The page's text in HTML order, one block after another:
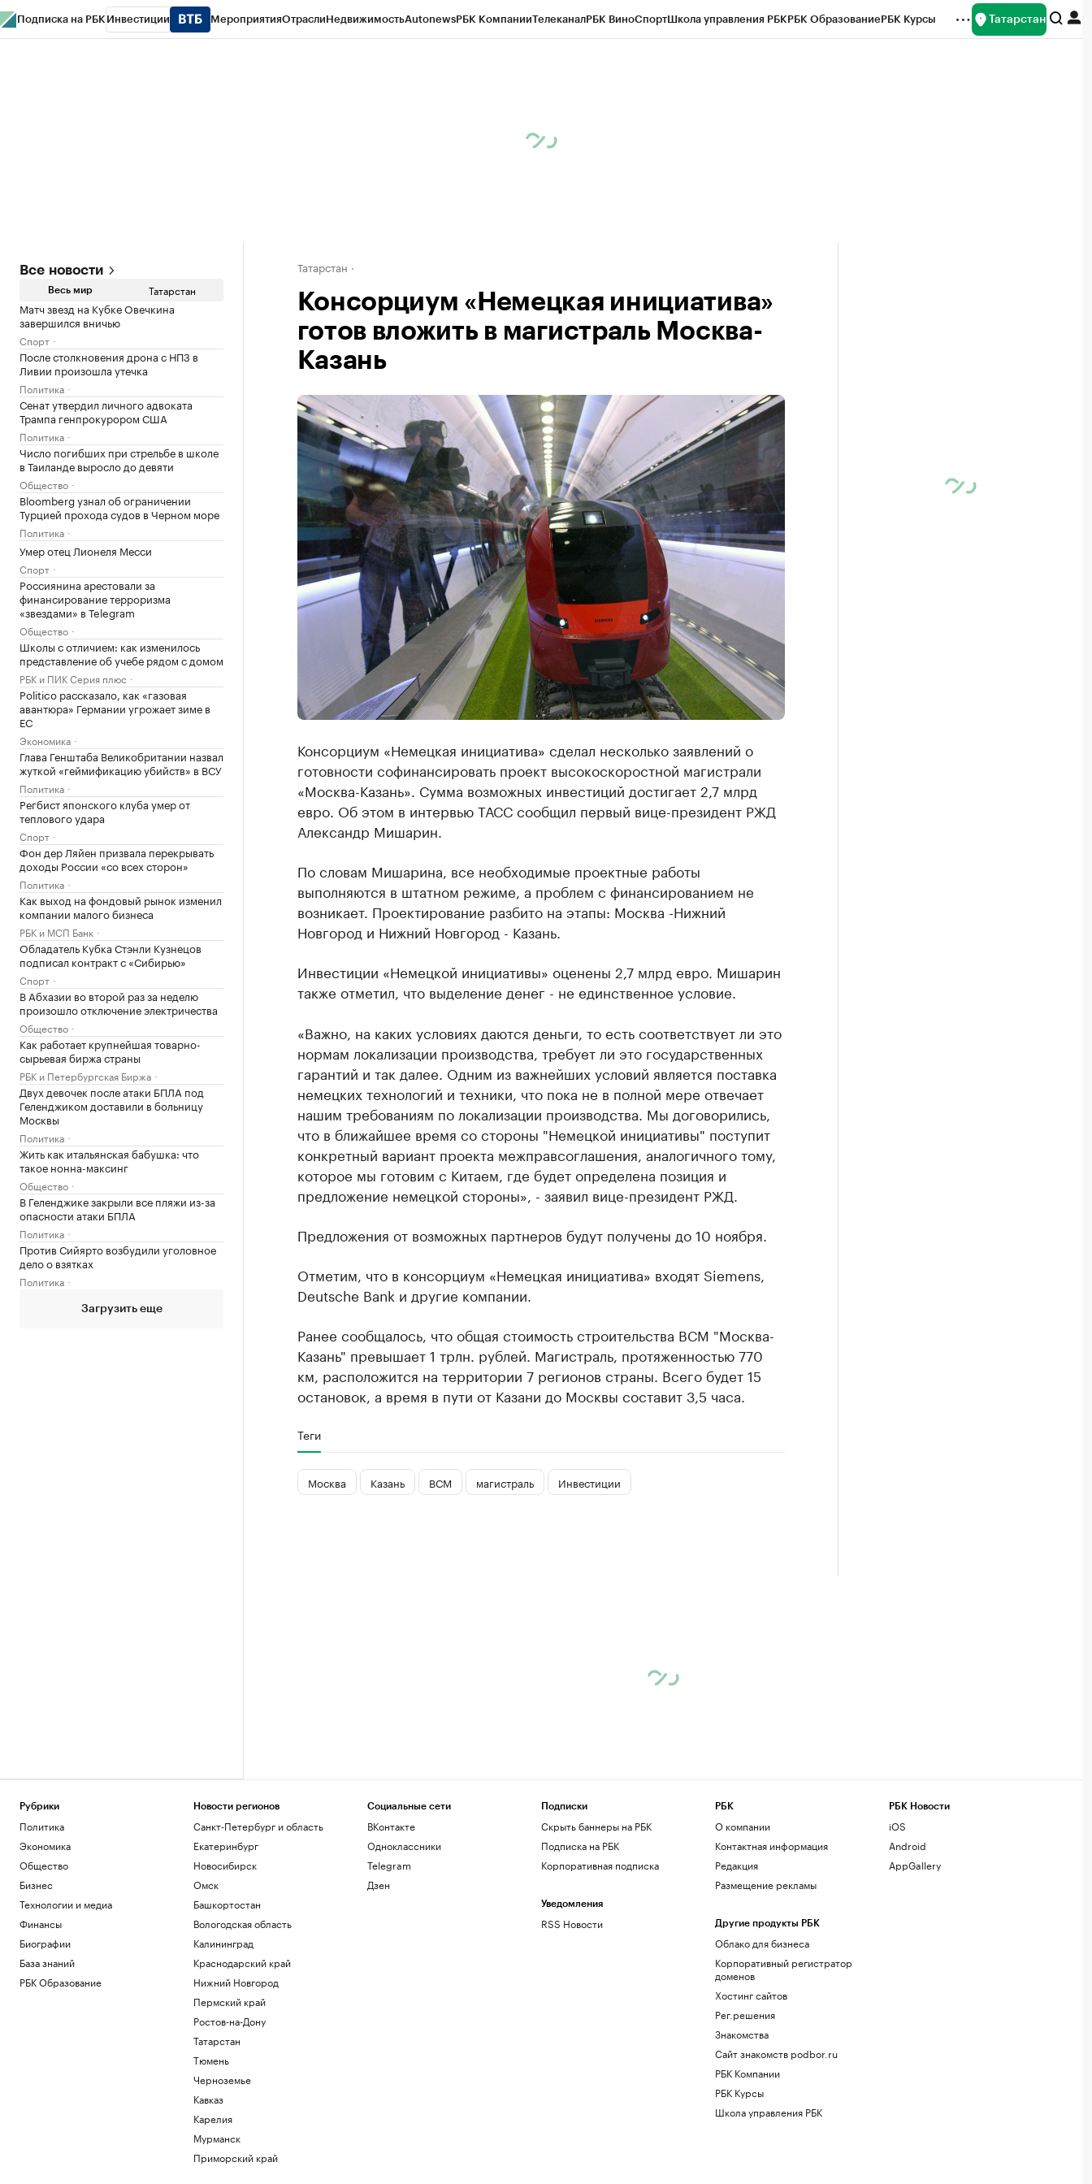
Подписка на РБК Инвестиции МероприятияОтраслиНедвижимостьAutonewsРБК КомпанииТелеканалРБК ВиноСпортШкола управления РБКРБК ОбразованиеРБК Курсы Татарстан
Все новости
Весь мир Татарстан
Матч звезд на Кубке Овечкина
завершился вничью
Спорт
После столкновения дрона с НПЗ в
Ливии произошла утечка
Политика
Сенат утвердил личного адвоката
Трампа генпрокурором США
Политика
Число погибших при стрельбе в школе
в Таиланде выросло до девяти
Общество
Bloomberg узнал об ограничении
Турцией прохода судов в Черном море
Политика
Умер отец Лионеля Месси
Спорт
Россиянина арестовали за
финансирование терроризма
«звездами» в Telegram
Общество
Школы с отличием: как изменилось
представление об учебе рядом с домом
РБК и ПИК Серия плюс
Politico рассказало, как «газовая
авантюра» Германии угрожает зиме в
ЕС
Экономика
Глава Генштаба Великобритании назвал
жуткой «геймификацию убийств» в ВСУ
Политика
Регбист японского клуба умер от
теплового удара
Спорт
Фон дер Ляйен призвала перекрывать
доходы России «со всех сторон»
Политика
Как выход на фондовый рынок изменил
компании малого бизнеса
РБК и МСП Банк
Обладатель Кубка Стэнли Кузнецов
подписал контракт с «Сибирью»
Спорт
В Абхазии во второй раз за неделю
произошло отключение электричества
Общество
Как работает крупнейшая товарно-
сырьевая биржа страны
РБК и Петербургская Биржа
Двух девочек после атаки БПЛА под
Геленджиком доставили в больницу
Москвы
Политика
Жить как итальянская бабушка: что
такое нонна-максинг
Общество
В Геленджике закрыли все пляжи из-за
опасности атаки БПЛА
Политика
Против Сийярто возбудили уголовное
дело о взятках
Политика
Загрузить еще
Татарстан
Консорциум «Немецкая инициатива»
готов вложить в магистраль Москва-
Казань
Консорциум «Немецкая инициатива» сделал несколько заявлений о
готовности софинансировать проект высокоскоростной магистрали
«Москва-Казань». Сумма возможных инвестиций достигает 2,7 млрд
евро. Об этом в интервью ТАСС сообщил первый вице-президент РЖД
Александр Мишарин.
По словам Мишарина, все необходимые проектные работы
выполняются в штатном режиме, а проблем с финансированием не
возникает. Проектирование разбито на этапы: Москва -Нижний
Новгород и Нижний Новгород - Казань.
Инвестиции «Немецкой инициативы» оценены 2,7 млрд евро. Мишарин
также отметил, что выделение денег - не единственное условие.
«Важно, на каких условиях даются деньги, то есть соответствует ли это
нормам локализации производства, требует ли это государственных
гарантий и так далее. Одним из важнейших условий является поставка
немецких технологий и техники, что пока не в полной мере отвечает
нашим требованиям по локализации производства. Мы договорились,
что в ближайшее время со стороны "Немецкой инициативы" поступит
конкретный вариант проекта межправсоглашения, аналогичного тому,
которое мы готовим с Китаем, где будет определена позиция и
предложение немецкой стороны», - заявил вице-президент РЖД.
Предложения от возможных партнеров будут получены до 10 ноября.
Отметим, что в консорциум «Немецкая инициатива» входят Siemens,
Deutsche Bank и другие компании.
Ранее сообщалось, что общая стоимость строительства ВСМ "Москва-
Казань" превышает 1 трлн. рублей. Магистраль, протяженностью 770
км, расположится на территории 7 регионов страны. Всего будет 15
остановок, а время в пути от Казани до Москвы составит 3,5 часа.
Теги
Москва Казань ВСМ магистраль Инвестиции
Рубрики
Политика
Экономика
Общество
Бизнес
Технологии и медиа
Финансы
Биографии
База знаний
РБК Образование
Новости регионов
Санкт-Петербург и область
Екатеринбург
Новосибирск
Омск
Башкортостан
Вологодская область
Калининград
Краснодарский край
Нижний Новгород
Пермский край
Ростов-на-Дону
Татарстан
Тюмень
Черноземье
Кавказ
Карелия
Мурманск
Приморский край
Социальные сети
ВКонтакте
Одноклассники
Telegram
Дзен
Подписки
Скрыть баннеры на РБК
Подписка на РБК
Корпоративная подписка
Уведомления
RSS Новости
РБК
О компании
Контактная информация
Редакция
Размещение рекламы
Другие продукты РБК
Облако для бизнеса
Корпоративный регистратор
доменов
Хостинг сайтов
Рег.решения
Знакомства
Сайт знакомств podbor.ru
РБК Компании
РБК Курсы
Школа управления РБК
РБК Новости
iOS
Android
AppGallery